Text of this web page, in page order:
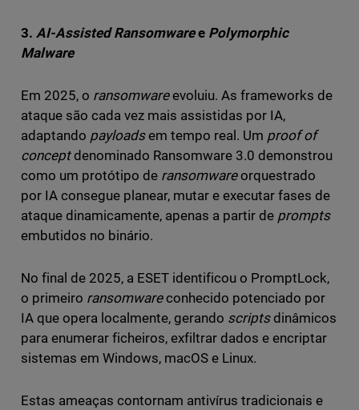
3. AI-Assisted Ransomwaree Polymorphic
Malware
Em 2025, o ransomwareevoluiu. As frameworks de
ataque são cada vez mais assistidas por IA,
adaptando payloadsem tempo real. Um proof of
conceptdenominado Ransomware 3.0 demonstrou
como um protótipo de ransomwareorquestrado
por IA consegue planear, mutar e executar fases de
ataque dinamicamente, apenas a partir de prompts
embutidos no binário.
No final de 2025, a ESET identificou o PromptLock,
o primeiro ransomwareconhecido potenciado por
IA que opera localmente, gerando scriptsdinâmicos
para enumerar ficheiros, exfiltrar dados e encriptar
sistemas em Windows, macOS e Linux.
Estas ameaças contornam antivírus tradicionais e